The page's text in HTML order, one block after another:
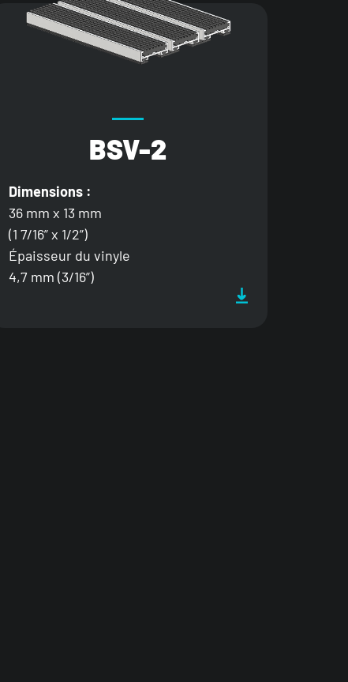
BSV-2
Dimensions :
36 mm x 13 mm
(1 7/16” x 1/2”)
Épaisseur du vinyle
4,7 mm (3/16”)